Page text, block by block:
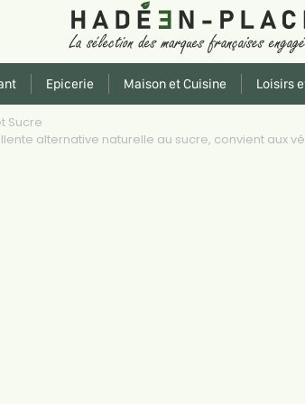
Epicerie Maison et Cuisine Loisirs
Sucre
alternative naturelle au sucre, convient